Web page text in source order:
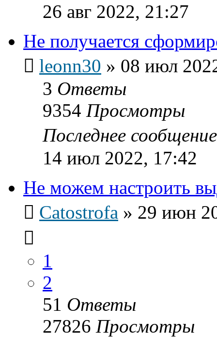
26 авг 2022, 21:27
Не получается
leonn30 » 08 июл
3 Ответы
9354 Просмотры
Последнее
14 июл 2022, 17:42
Не можем настроить
Catostrofa » 29 июн
1
2
51 Ответы
27826 Просмотры